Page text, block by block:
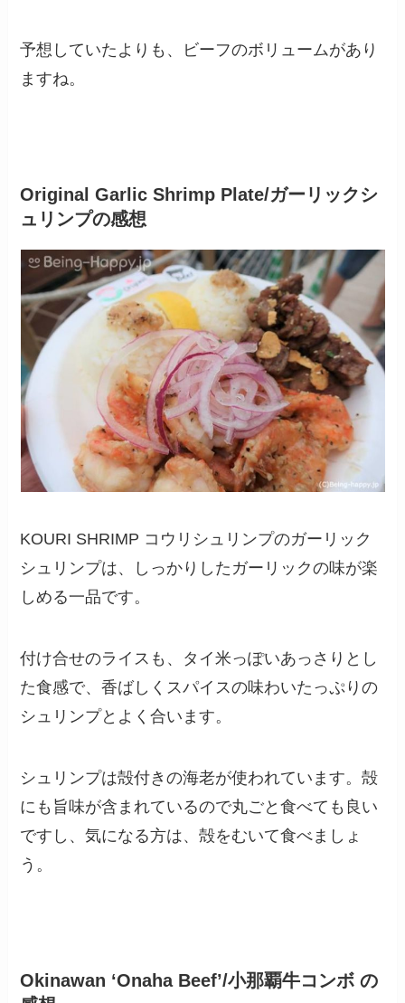
予想していたよりも、ビーフのボリュームがあり
ますね。
Original Garlic Shrimp Plate/ガーリックシ
ュリンプの感想
KOURI SHRIMP コウリシュリンプのガーリック
シュリンプは、しっかりしたガーリックの味が楽
しめる一品です。
付け合せのライスも、タイ米っぽいあっさりとし
た食感で、香ばしくスパイスの味わいたっぷりの
シュリンプとよく合います。
シュリンプは殻付きの海老が使われています。殻
にも旨味が含まれているので丸ごと食べても良い
ですし、気になる方は、殻をむいて食べましょ
う。
Okinawan ‘Onaha Beef’/小那覇牛コンボ の